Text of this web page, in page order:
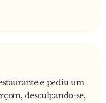
fazendo com o
casa, fui logo dizendo
sequer.
2º dia não vi nada. No
e pediu um
desculpando-se,